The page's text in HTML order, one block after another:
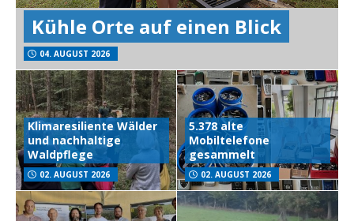
Kühle Orte auf einen Blick
04. AUGUST 2026
Klimaresiliente Wälder
und nachhaltige
Waldpflege
02. AUGUST 2026
5.378 alte
Mobiltelefone
gesammelt
02. AUGUST 2026